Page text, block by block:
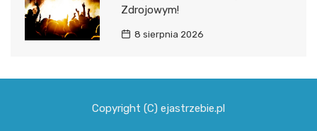
Zdrojowym!
8 sierpnia 2026
Copyright (C) ejastrzebie.pl